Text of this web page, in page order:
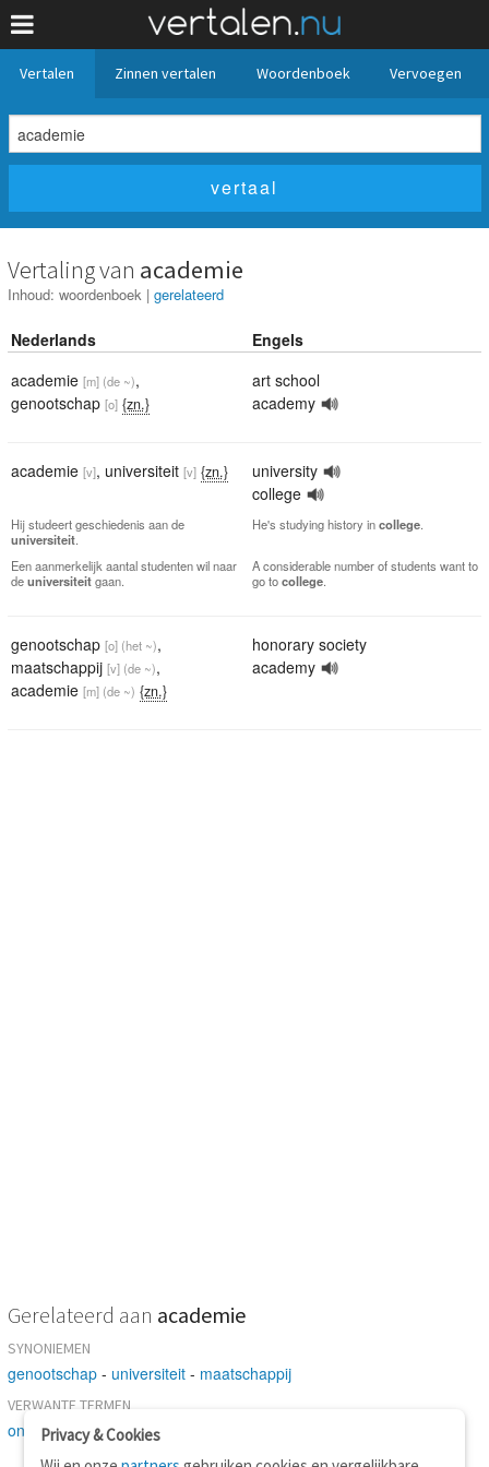
Vertalen Zinnen vertalen Woordenboek Vervoegen
Vertaling van academie
Inhoud: woordenboek | gerelateerd
Nederlands
Engels
academie [m] (de ~),
genootschap [o] {zn.}
art school
academy
academie [v], universiteit [v] {zn.}
university
college
Hij studeert geschiedenis aan de
universiteit
He's studying history incollege
Een aanmerkelijk aantal studenten wil naar
deuniversiteitgaan.
A considerable number of students want to
go tocollege
genootschap [o] (het ~),
maatschappij [v] (de ~),
academie [m] (de ~) {zn.}
honorary society
academy
Gerelateerd aan academie
SYNONIEMEN
genootschap - universiteit - maatschappij
VERWANTE TERMEN
onderwijsinstelling-vereniging
Privacy & Cookies